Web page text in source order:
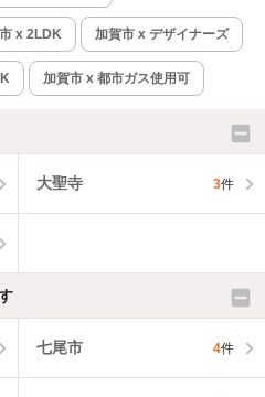
x 2LDK 加賀市 x デザイナーズ
加賀市 x 都市ガス使用可
大聖寺 3件
七尾市 4件